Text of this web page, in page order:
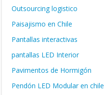
Outsourcing logistico
Paisajismo en Chile
Pantallas interactivas
pantallas LED Interior
Pavimentos de Hormigón
Pendón LED Modular en chile